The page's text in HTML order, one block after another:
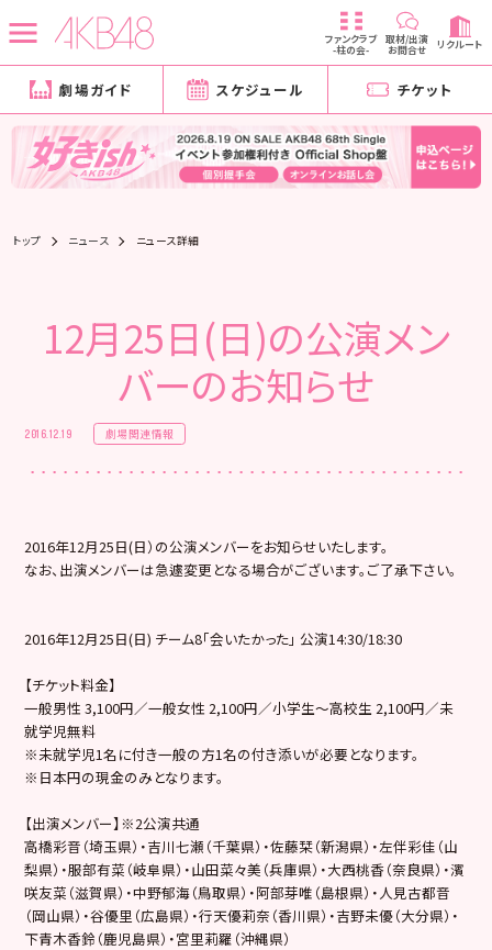
ファンクラブ
-柱の会-
取材/出演
お問合せ リクルート
劇場ガイド スケジュール チケット
トップ ニュース ニュース詳細
12月25日(日)の公演メン
バーのお知らせ
2016.12.19 劇場関連情報
2016年12月25日(日）の公演メンバーをお知らせいたします。
なお、出演メンバーは急遽変更となる場合がございます。ご了承下さい。
2016年12月25日(日) チーム8「会いたかった」 公演14:30/18:30
【チケット料金】
一般男性 3,100円／一般女性 2,100円／小学生～高校生 2,100円／未
就学児無料
※未就学児1名に付き一般の方1名の付き添いが必要となります。
※日本円の現金のみとなります。
【出演メンバー】※2公演共通
高橋彩音（埼玉県）・吉川七瀬（千葉県）・佐藤栞（新潟県）・左伴彩佳（山
梨県）・服部有菜（岐阜県）・山田菜々美（兵庫県）・大西桃香（奈良県）・濱
咲友菜（滋賀県）・中野郁海（鳥取県）・阿部芽唯（島根県）・人見古都音
（岡山県）・谷優里（広島県）・行天優莉奈（香川県）・吉野未優（大分県）・
下青木香鈴（鹿児島県）・宮里莉羅（沖縄県）